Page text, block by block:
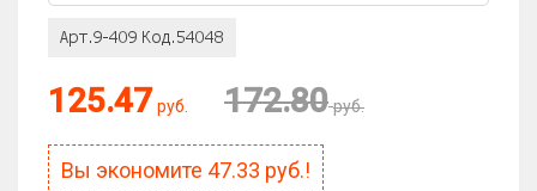
Сколько будет 1 + 8?
125.47 руб. 172.80 руб.
Вы экономите 47.33 руб.!